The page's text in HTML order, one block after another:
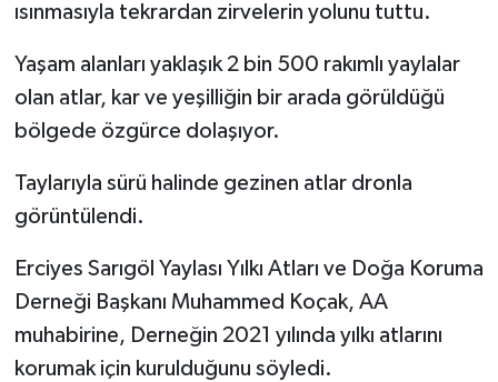
ısınmasıyla tekrardan zirvelerin yolunu tuttu.
Yaşam alanları yaklaşık 2 bin 500 rakımlı yaylalar
olan atlar, kar ve yeşilliğin bir arada görüldüğü
bölgede özgürce dolaşıyor.
Taylarıyla sürü halinde gezinen atlar dronla
görüntülendi.
Erciyes Sarıgöl Yaylası Yılkı Atları ve Doğa Koruma
Derneği Başkanı Muhammed Koçak, AA
muhabirine, Derneğin 2021 yılında yılkı atlarını
korumak için kurulduğunu söyledi.